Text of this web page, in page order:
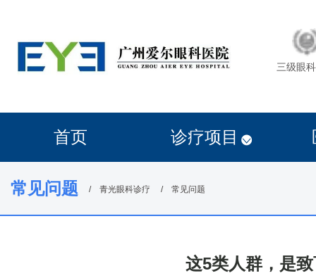
三级眼
首页 诊疗项目
常见问题 青光眼科诊疗 常见问题
这5类人群，是